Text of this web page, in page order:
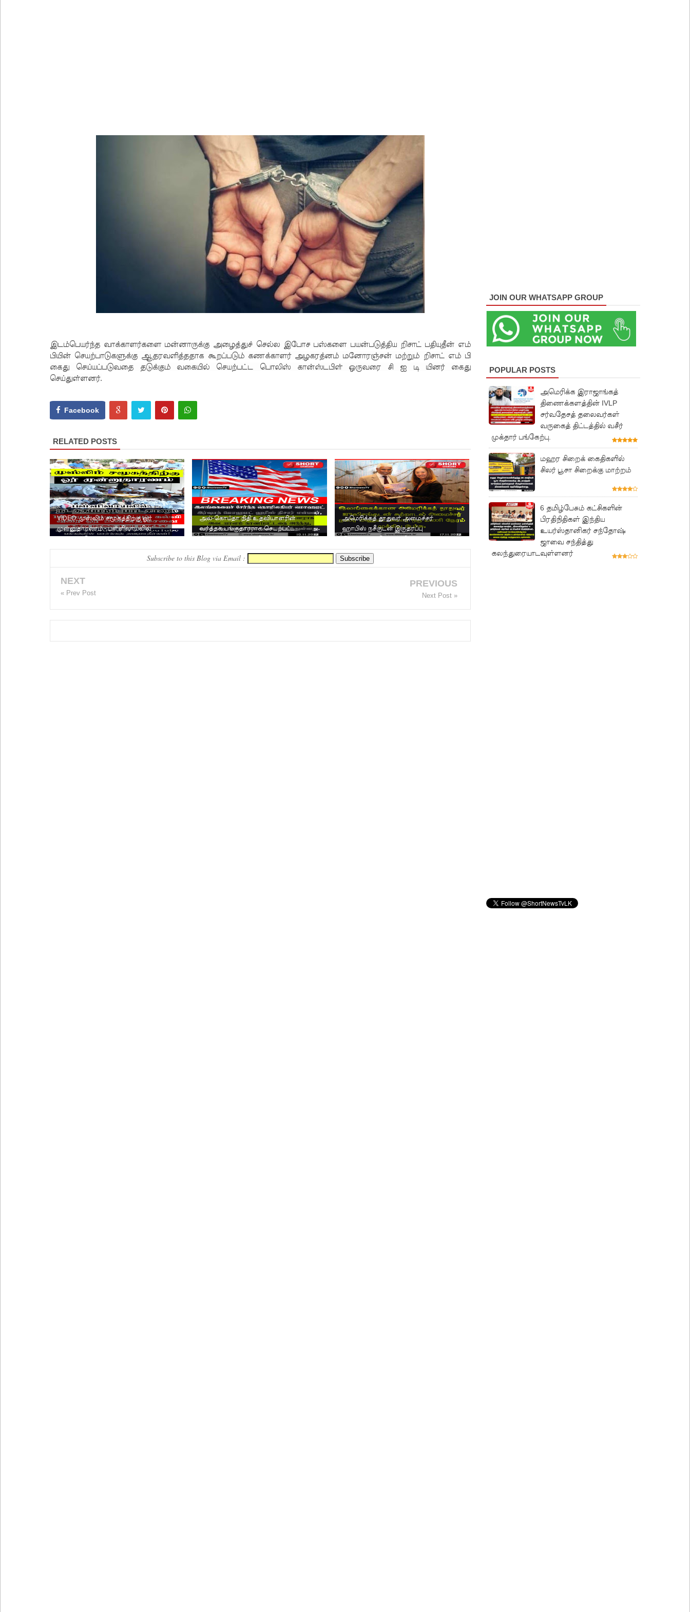
இலங்கை அணியின் பலம் துடுப்பாட்டத்திலேயே உள்ளது!
இடம்பெயர்ந்த வாக்காளர்களை மன்னாருக்கு அழைத்துச் செல்ல இபோச பஸ்களை பயன்படுத்திய றிசாட் பதியுதீன் எம்
பியின் செயற்பாடுகளுக்கு ஆதரவளித்ததாக கூறப்படும் கணக்காளர் அழகரத்னம் மனோரஞ்சன் மற்றும் றிசாட் எம் பி
கைது செய்யப்படுவதை தடுக்கும் வகையில் செயற்பட்ட பொலிஸ் கான்ஸ்டபிள் ஒருவரை சி ஐ டி யினர் கைது
செய்துள்ளனர்.
Facebook
RELATED POSTS
VIDEO: முஸ்லிம் சமூகத்திற்கு ஓர்
முன்னுதாரணம் - பள்ளிவாயலில்
அல்-கொய்தா நிதி உதவியாளரின்
வர்த்தக பங்குதாரராக செயற்பட்ட
அமெரிக்கத் தூதுவர் அமைச்சர்
ஹாபிஸ் நசீருடன் இருதரப்பு
Subscribe to this Blog via Email :
NEXT
« Prev Post
PREVIOUS
Next Post »
JOIN OUR WHATSAPP GROUP
POPULAR POSTS
அமெரிக்க இராஜாங்கத்
திணைக்களத்தின் IVLP
சர்வதேசத் தலைவர்கள்
வருகைத் திட்டத்தில் வசீர்
முக்தார் பங்கேற்பு.
மஹர சிறைக் கைதிகளில்
சிலர் பூசா சிறைக்கு மாற்றம்
6 தமிழ்பேசும் கட்சிகளின்
பிரதிநிதிகள் இந்திய
உயர்ஸ்தானிகர் சந்தோஷ்
ஜாவை சந்தித்து
கலந்துரையாடவுள்ளனர்